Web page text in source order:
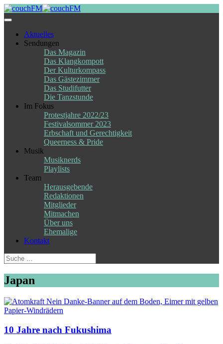
Skip
to
Aktuelles
Sendungen
Das Magazin
Das Klangkompott
Der Kulturkompass
Das Gästezimmer
Das Studifutter
Die Tanzstunde
Im Fokus
Protestjahre 2022/23
Festivalsommer 2023
Erbschaft und Gerechtigkeit
Queerness & Pride
Musik
Musiknerds
Playlists
Team
Herausgebende
Redaktionen
Mitglieder
Mitmachen
Über uns
Ehemalige
Kontakt
Suche
nach:
Japan
10 Jahre nach Fukushima